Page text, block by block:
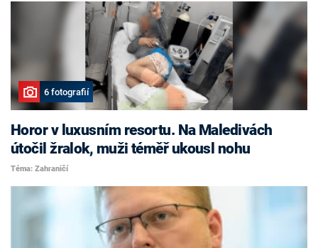
6 fotografií
Horor v luxusním resortu. Na Maledivách
útočil žralok, muži téměř ukousl nohu
Téma: Zahraničí